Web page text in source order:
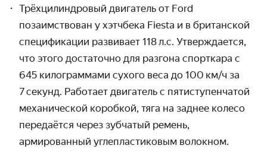
Трёхцилиндровый двигатель от Ford
позаимствован у хэтчбека Fiesta и в британской
спецификации развивает 118 л.с. Утверждается,
что этого достаточно для разгона спорткара с
645 килограммами сухого веса до 100 км / ч за
7 секунд. Работает двигатель с пятиступенчатой
механической коробкой, тяга на заднее колесо
передаётся через зубчатый ремень,
армированный углепластиковым волокном.